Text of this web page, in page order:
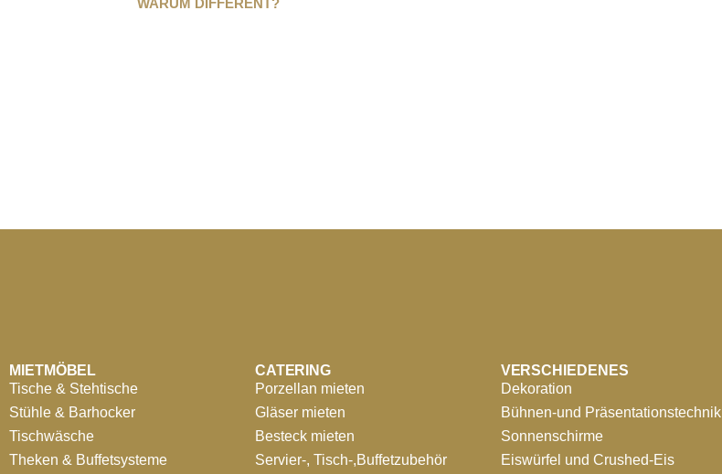
WARUM DIFFERENT?
MIETMÖBEL
Tische & Stehtische
Stühle & Barhocker
Tischwäsche
Theken & Buffetsysteme
CATERING
Porzellan mieten
Gläser mieten
Besteck mieten
Servier-, Tisch-,Buffetzubehör
VERSCHIEDENES
Dekoration
Bühnen-und Präsentationstechnik
Sonnenschirme
Eiswürfel und Crushed-Eis